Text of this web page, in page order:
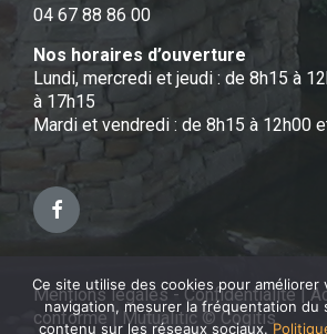
04 67 88 86 00
Nos horaires d’ouverture
Lundi, mercredi et jeudi : de 8h15 à
à 17h15
Mardi et vendredi : de 8h15 à 12h00
Facebook
Mentions légales - Confidentialité|
conforme| Mutualitic © Cogitis
Ce site utilise des cookies pour améliorer
navigation, mesurer la fréquentation du
contenu sur les réseaux sociaux.